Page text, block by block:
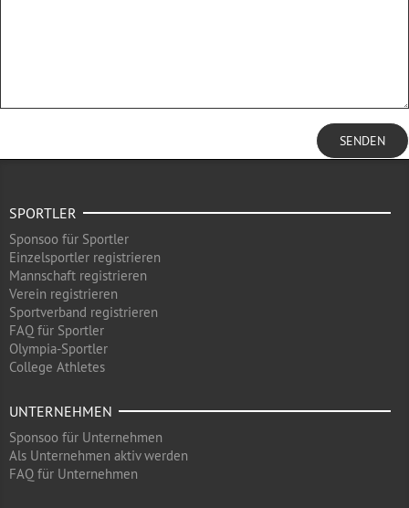
SENDEN
SPORTLER
Sponsoo für Sportler
Einzelsportler registrieren
Mannschaft registrieren
Verein registrieren
Sportverband registrieren
FAQ für Sportler
Olympia-Sportler
College Athletes
UNTERNEHMEN
Sponsoo für Unternehmen
Als Unternehmen aktiv werden
FAQ für Unternehmen